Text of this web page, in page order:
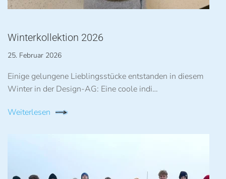
Winterkollektion 2026
25. Februar 2026
Einige gelungene Lieblingsstücke entstanden in diesem
Winter in der Design-AG: Eine coole indi…
Weiterlesen